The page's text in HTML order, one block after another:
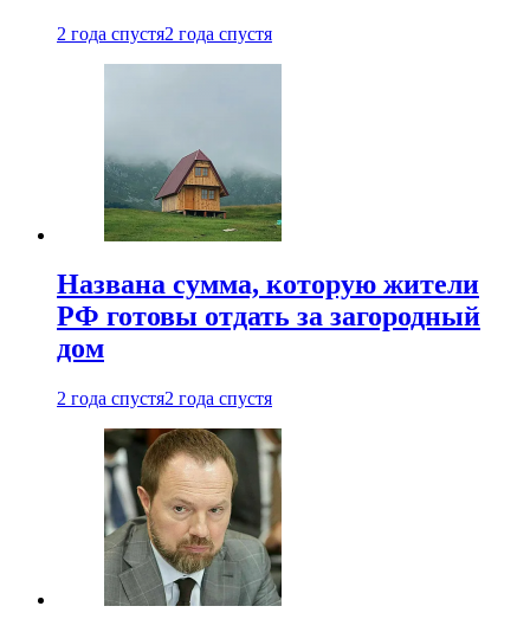
2 года спустя2 года спустя
Названа сумма, которую жители
РФ готовы отдать за загородный
дом
2 года спустя2 года спустя